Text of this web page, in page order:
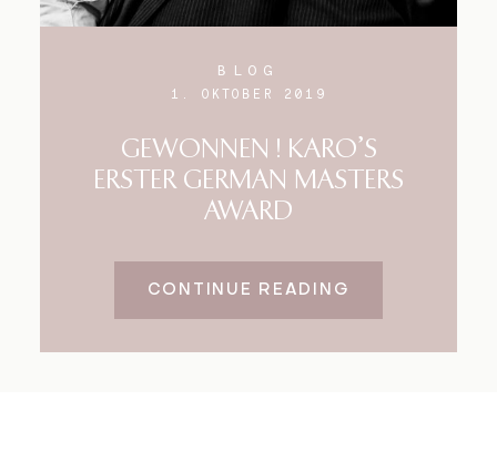
BLOG
1. OKTOBER 2019
GEWONNEN ! KARO’S
ERSTER GERMAN MASTERS
AWARD
CONTINUE READING